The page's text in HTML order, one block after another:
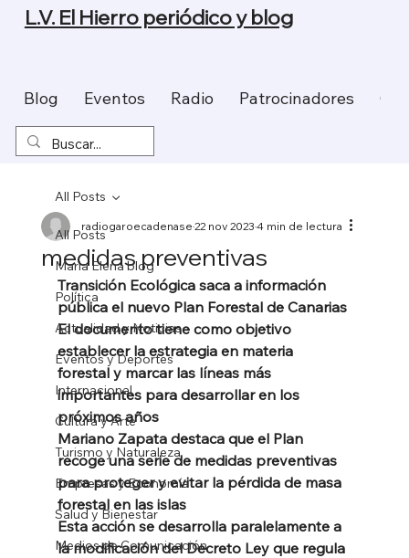
Blog Eventos Radio Patrocinadores
L.V. El Hierro periódico y blog
All Posts
Maria Elena blog
Política
Actualidad y Noticias
Eventos y Deportes
Internacional
Cultura y Arte
Turismo y Naturaleza
Empresas y Economía
Salud y Bienestar
Medios de Comunicación
All Posts
medidas preventivas
radiogaroecadenase22 nov 20234 min de lectura
Transición Ecológica saca a información
pública el nuevo Plan Forestal de Canarias
El documento tiene como objetivo
establecer la estrategia en materia
forestal y marcar las líneas más
importantes para desarrollar en los
próximos años
Mariano Zapata destaca que el Plan
recoge una serie de medidas preventivas
para proteger y evitar la pérdida de masa
forestal en las islas
Esta acción se desarrolla paralelamente a
la modificación del Decreto Ley que regula